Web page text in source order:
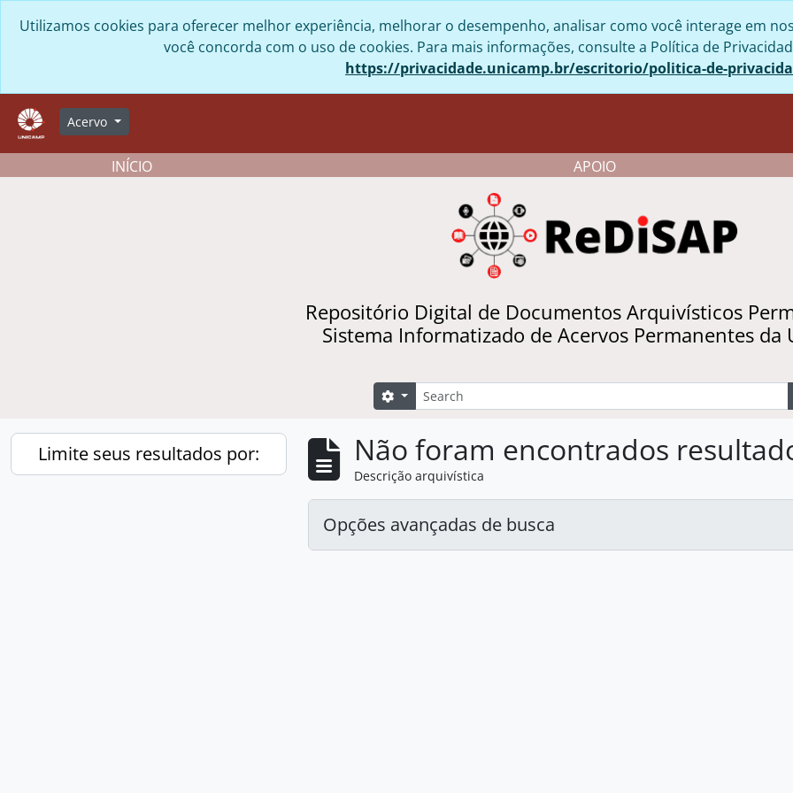
Utilizamos cookies para oferecer melhor experiência, melhorar o desempenho, analisar como você interage em
você concorda com o uso de cookies. Para mais informações, consulte a Política de
https://privacidade.unicamp.br/escritorio/politica-de-
Acervo
INÍCIO APOIO
Repositório Digital de Documentos Arquivísticos
Sistema Informatizado de Acervos Permanentes da
Buscar
Opções de busca
Limite seus resultados por: Não foram encontrados
Descrição arquivística
Opções avançadas de busca